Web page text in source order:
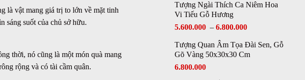
là vật mang giá trị to lớn về mặt tinh
sáng suốt của chủ sở hữu.
thời, nó cũng là một món quà mang
rộng và có tài cầm quân.
Tượng Ngài Thích Ca Niêm Hoa
Vi Tiếu Gỗ Hương
5.600.000 – 6.800.000
Tượng Quan Âm Tọa Đài Sen, Gỗ
Gõ Vàng 50x30x30 Cm
6.800.000